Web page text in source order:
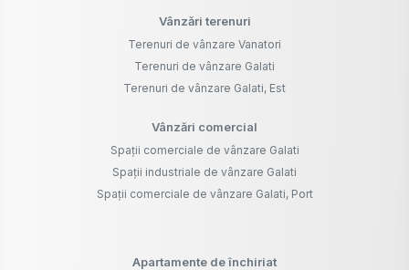
Vânzări terenuri
Terenuri de vânzare Vanatori
Terenuri de vânzare Galati
Terenuri de vânzare Galati, Est
Vânzări comercial
Spații comerciale de vânzare Galati
Spații industriale de vânzare Galati
Spații comerciale de vânzare Galati, Port
Apartamente de închiriat